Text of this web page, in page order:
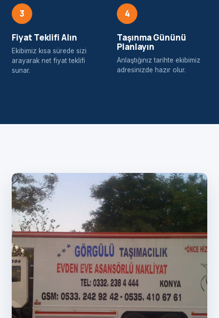
3
Fiyat Teklifi Alın
Ekibimiz kısa sürede sizi
arayarak net fiyat teklifi
sunar.
4
Taşınma Gününü
Planlayın
Anlaştığınız tarihte ekibimiz
adresinizde hazır olur.